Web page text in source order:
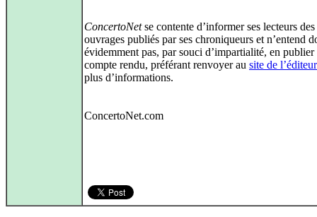
ConcertoNetse contente d’informer ses lecteurs des
ouvrages publiés par ses chroniqueurs et n’entend
évidemment pas, par souci d’impartialité, en publier
compte rendu, préférant renvoyer au site de l’éditeur
plus d’informations.
ConcertoNet.com